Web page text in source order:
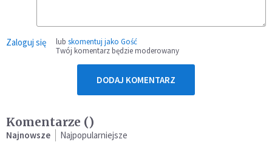
Zaloguj się lub skomentuj jako Gość
Twój komentarz będzie moderowany
DODAJ KOMENTARZ
Komentarze ()
Najnowsze Najpopularniejsze